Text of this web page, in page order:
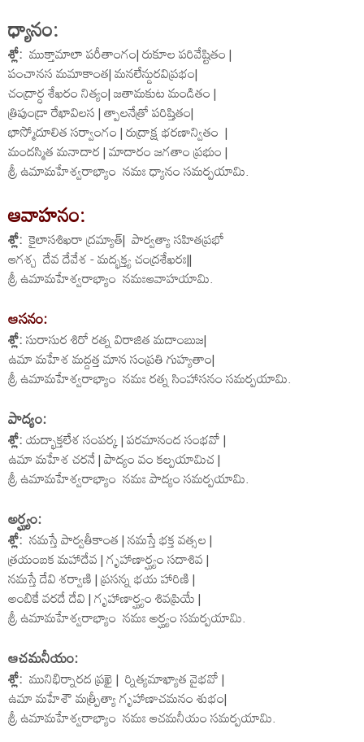
ధ్యానం:
శ్లో: ముక్తామాలా పరీతాంగం| రుకూల పరివేష్టితం |
పంచానస మమాకాంత| మనలేన్డురవిప్రభం|
చంద్రార్ధ శేఖరం నిత్యం| జతామకుట మండితం |
త్రిపుండ్రా రేఖావిలస | త్పాలనేత్రో పరిష్తితం|
భాస్మోదూలిత సర్వాంగం | రుద్రాక్ష భరణాన్వితం |
మందస్మిత మనాదార | మాదారం జగతాం ప్రభుం |
శ్రీ ఉమామహేశ్వరాభ్యాం నమః ధ్యానం సమర్పయామి.
ఆవాహనం:
శ్లో:కైలాసశిఖరా ద్రమ్యాత్| పార్వత్యా సహితప్రభో
ఆగశ్చ దేవ దేవేశ - మద్భక్త్య చంద్రశేఖరః||
శ్రీ ఉమామహేశ్వరాభ్యాం నమఃఆవాహయామి.
ఆసనం:
శ్లో:సురాసుర శిరో రత్న విరాజిత మదాంబుజ|
ఉమా మహేశ మద్దత్త మాన సంప్రతి గుహ్యతాం|
శ్రీ ఉమామహేశ్వరాభ్యాం నమః రత్న సింహాసనం సమర్పయామి.
పాద్యం:
శ్లో:యద్భాక్తలేశ సంపర్క | పరమానంద సంభవో |
ఉమా మహేశ చరనే | పాద్యం వం కల్పయామిచ |
శ్రీ ఉమామహేశ్వరాభ్యాం నమః పాద్యం సమర్పయామి.
అర్ఘ్యం:
శ్లో: నమస్తే పార్వతీకాంత | నమస్తే భక్త వత్సల |
త్రయంబక మహాదేవ | గృహాణార్ఘ్యం సదాశివ |
నమస్తే దేవి శర్వాణి | ప్రసన్న భయ హారిణి |
అంబికే వరదే దేవి | గృహాణార్ఘ్యం శివప్రియే |
శ్రీ ఉమామహేశ్వరాభ్యాం నమః అర్ఘ్యం సమర్పయామి.
ఆచమనీయం:
శ్లో: మునిభిర్నారద ప్రఖై | ర్నిత్యమాఖ్యాత వైభవో |
ఉమా మహేశౌ మత్ప్రీత్యా గృహాణాచమనం శుభం|
శ్రీ ఉమామహేశ్వరాభ్యాం నమః ఆచమనీయం సమర్పయామి.